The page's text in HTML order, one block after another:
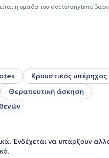
Επιπλέον,
η ομάδα του doctoranytime
Κρουστικός
Θεραπευτική άσκηση
Ενδέχεται να υπάρξουν